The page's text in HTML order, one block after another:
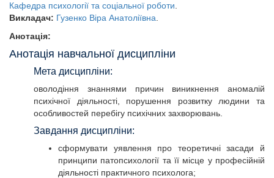
Кафедра психології та соціальної роботи
Викладач: Гузенко Віра Анатоліївна
Анотація:
Анотація навчальної дисципліни
Мета дисципліни:
оволодіння знаннями причин виникнення аномалій
психічної діяльності, порушення розвитку людини та
особливостей перебігу психічних захворювань.
Завдання дисципліни:
сформувати уявлення про теоретичні засади й
принципи патопсихології та її місце у професійній
діяльності практичного психолога;